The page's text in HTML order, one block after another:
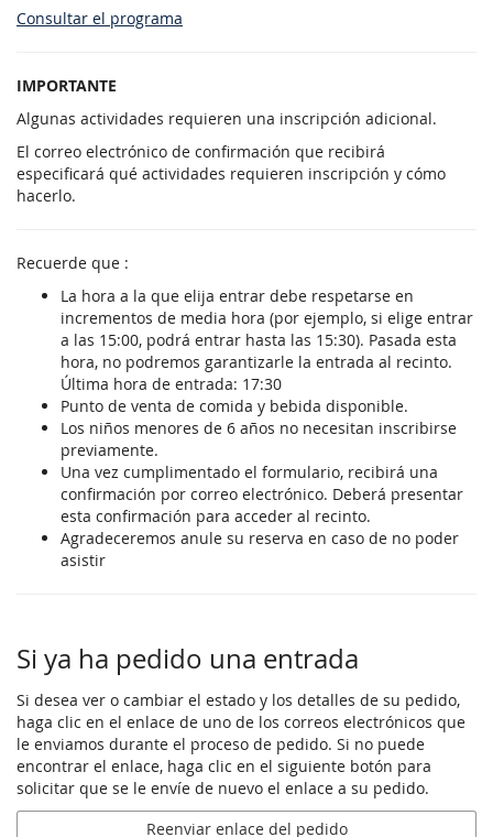
Consultar el programa
IMPORTANTE
Algunas actividades requieren una inscripción adicional.
El correo electrónico de confirmación que recibirá
especificará qué actividades requieren inscripción y cómo
hacerlo.
Recuerde que :
La hora a la que elija entrar debe respetarse en
incrementos de media hora (por ejemplo, si elige entrar
a las 15:00, podrá entrar hasta las 15:30). Pasada esta
hora, no podremos garantizarle la entrada al recinto.
Última hora de entrada: 17:30
Punto de venta de comida y bebida disponible.
Los niños menores de 6 años no necesitan inscribirse
previamente.
Una vez cumplimentado el formulario, recibirá una
confirmación por correo electrónico. Deberá presentar
esta confirmación para acceder al recinto.
Agradeceremos anule su reserva en caso de no poder
asistir
Si ya ha pedido una entrada
Si desea ver o cambiar el estado y los detalles de su pedido,
haga clic en el enlace de uno de los correos electrónicos que
le enviamos durante el proceso de pedido. Si no puede
encontrar el enlace, haga clic en el siguiente botón para
solicitar que se le envíe de nuevo el enlace a su pedido.
Reenviar enlace del pedido